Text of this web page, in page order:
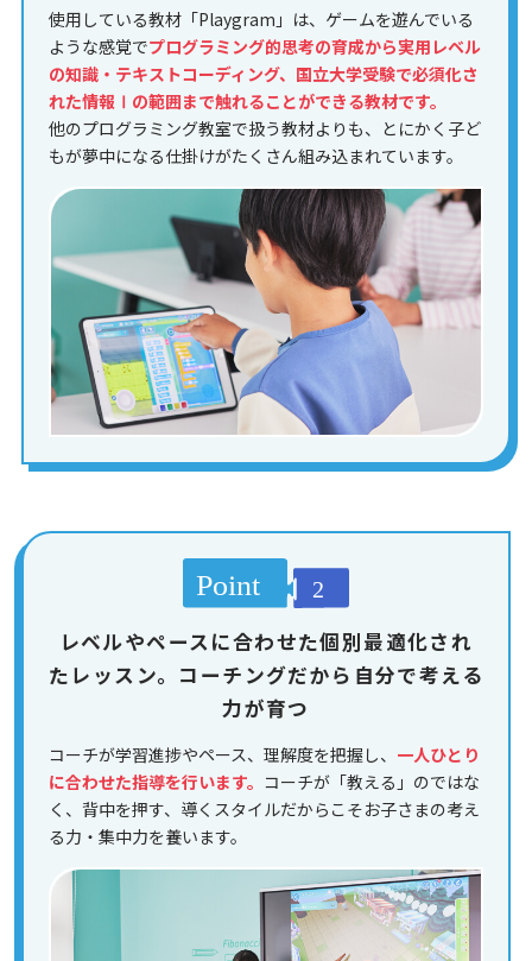
使用している教材「Playgram」は、ゲームを遊んでいる
ような感覚でプログラミング的思考の育成から実用レベル
の知識・テキストコーディング、国立大学受験で必須化さ
れた情報Ⅰの範囲まで触れることができる教材です。
他のプログラミング教室で扱う教材よりも、とにかく子ど
もが夢中になる仕掛けがたくさん組み込まれています。
レベルやペースに合わせた個別最適化され
たレッスン。コーチングだから自分で考える
力が育つ
コーチが学習進捗やペース、理解度を把握し、 一人ひとり
に合わせた指導を行います。 コーチが「教える」のではな
く、背中を押す、導くスタイルだからこそお子さまの考え
る力・集中力を養います。